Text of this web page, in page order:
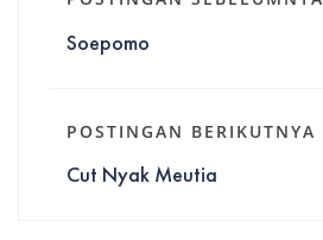
Soepomo
POSTINGAN BERIKUTNYA
Cut Nyak Meutia